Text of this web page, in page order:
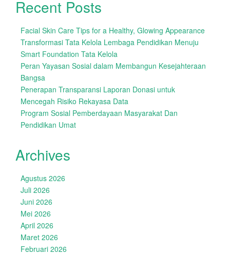
Recent Posts
Facial Skin Care Tips for a Healthy, Glowing Appearance
Transformasi Tata Kelola Lembaga Pendidikan Menuju
Smart Foundation Tata Kelola
Peran Yayasan Sosial dalam Membangun Kesejahteraan
Bangsa
Penerapan Transparansi Laporan Donasi untuk
Mencegah Risiko Rekayasa Data
Program Sosial Pemberdayaan Masyarakat Dan
Pendidikan Umat
Archives
Agustus 2026
Juli 2026
Juni 2026
Mei 2026
April 2026
Maret 2026
Februari 2026